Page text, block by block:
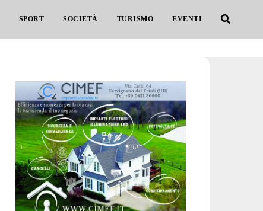
SPORT SOCIETÀ TURISMO EVENTI